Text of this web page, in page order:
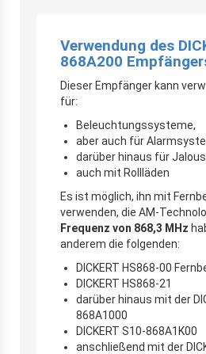
Verwendung des
868A200
Dieser Empfänger kann
für:
Beleuchtungssysteme,
aber auch für
darüber hinaus für
auch mit Rollläden
Es ist möglich, ihn mit
verwenden, die AM-
Frequenz von 868,3 MHz
anderem die folgenden:
DICKERT HS868-00
DICKERT HS868-21
darüber hinaus mit der
868A1000
DICKERT S10-868A1K00
anschließend mit der